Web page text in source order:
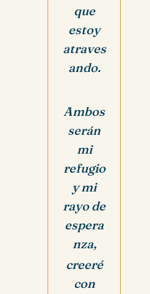
que
estoy
atraves
ando.
Ambos
serán
mi
refugio
y mi
rayo de
espera
nza,
creeré
con